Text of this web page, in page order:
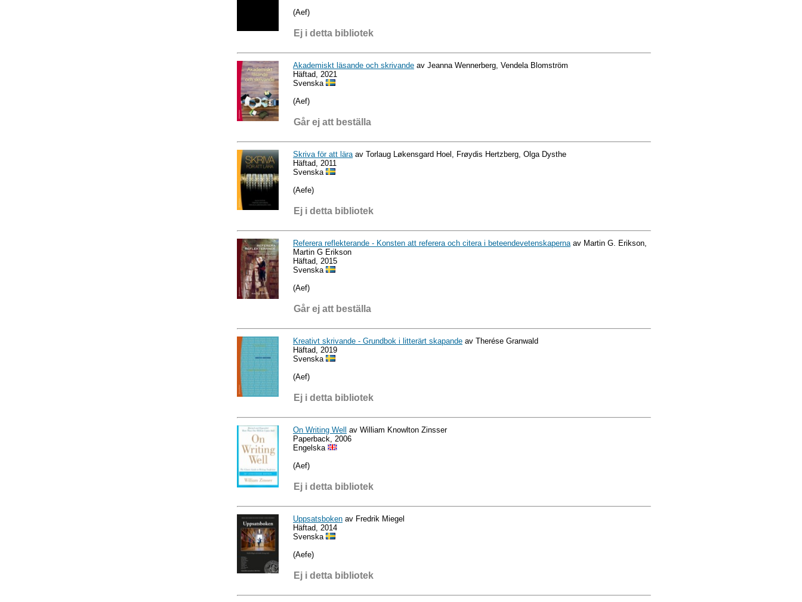
(Aef)
Ej i detta bibliotek
Akademiskt läsande och skrivande av Jeanna Wennerberg, Vendela Blomström
Häftad, 2021
Svenska
(Aef)
Går ej att beställa
Skriva för att lära av Torlaug Løkensgard Hoel, Frøydis Hertzberg, Olga Dysthe
Häftad, 2011
Svenska
(Aefe)
Ej i detta bibliotek
Referera reflekterande - Konsten att referera och citera i beteendevetenskaperna av Martin G. Erikson,
Martin G Erikson
Häftad, 2015
Svenska
(Aef)
Går ej att beställa
Kreativt skrivande - Grundbok i litterärt skapande av Therése Granwald
Häftad, 2019
Svenska
(Aef)
Ej i detta bibliotek
On Writing Well
av William Knowlton Zinsser
Paperback, 2006
Engelska
(Aef)
Ej i detta bibliotek
Uppsatsboken av Fredrik Miegel
Häftad, 2014
Svenska
(Aefe)
Ej i detta bibliotek